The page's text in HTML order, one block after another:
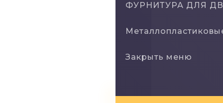
ФУРНИТУРА ДЛЯ
Закрыть меню